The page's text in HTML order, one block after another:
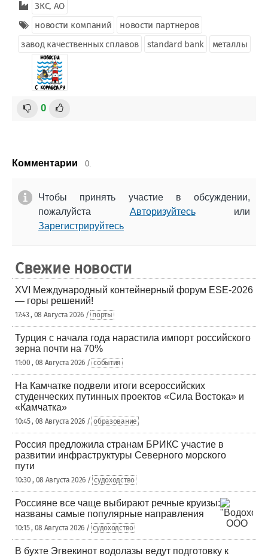
ЗКС, АО
новости компаний
новости партнеров
завод качественных сплавов
standard bank металлы
0
Комментарии 0.
Чтобы принять участие в обсуждении,
пожалуйста Авторизуйтесьили
Зарегистрируйтесь
Свежие новости
XVI Международный контейнерный форум ESE-2026
— горы решений!
17:43 , 08 Августа 2026 / порты
Турция с начала года нарастила импорт российского
зерна почти на 70%
11:00 , 08 Августа 2026 / события
На Камчатке подвели итоги всероссийских
студенческих путинных проектов «Сила Востока» и
«Камчатка»
10:45 , 08 Августа 2026 / образование
Россия предложила странам БРИКС участие в
развитии инфраструктуры Северного морского
пути
10:30 , 08 Августа 2026 / судоходство
Россияне все чаще выбирают речные круизы:
названы самые популярные направления
10:15 , 08 Августа 2026 / судоходство
В бухте Эгвекинот водолазы ведут подготовку к